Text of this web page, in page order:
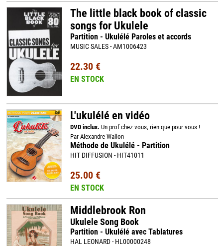
The little black book of classic
songs for Ukulele
Partition - Ukulélé Paroles et accords
MUSIC SALES - AM1006423
22.30 €
EN STOCK
L'ukulélé en vidéo
DVD inclus. Un prof chez vous, rien que pour vous !
Par Alexandre Wallon
Méthode de Ukulélé - Partition
HIT DIFFUSION - HIT41011
25.00 €
EN STOCK
Middlebrook Ron
Ukulele Song Book
Partition - Ukulélé avec Tablatures
HAL LEONARD - HL00000248